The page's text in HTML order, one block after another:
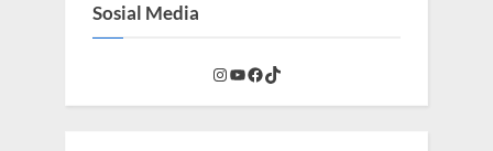
Sosial Media
Instagram
YouTube
Facebook
TikTok